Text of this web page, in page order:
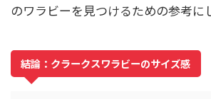
のワラビーを見つけるための参考に
結論：クラークスワラビーのサイズ感